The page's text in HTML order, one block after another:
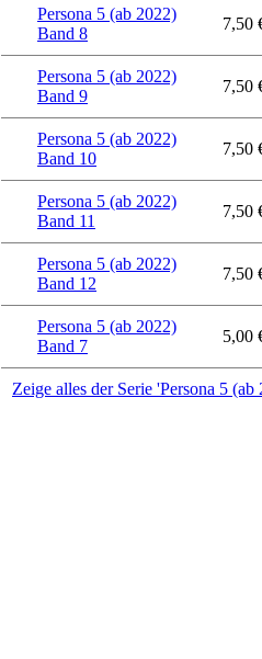
Persona 5 (ab 2022)
Band 8
7,50
Persona 5 (ab 2022)
Band 9
7,50
Persona 5 (ab 2022)
Band 10
7,50
Persona 5 (ab 2022)
Band 11
7,50
Persona 5 (ab 2022)
Band 12
7,50
Persona 5 (ab 2022)
Band 7
5,00
Zeige alles der Serie 'Persona 5 (ab